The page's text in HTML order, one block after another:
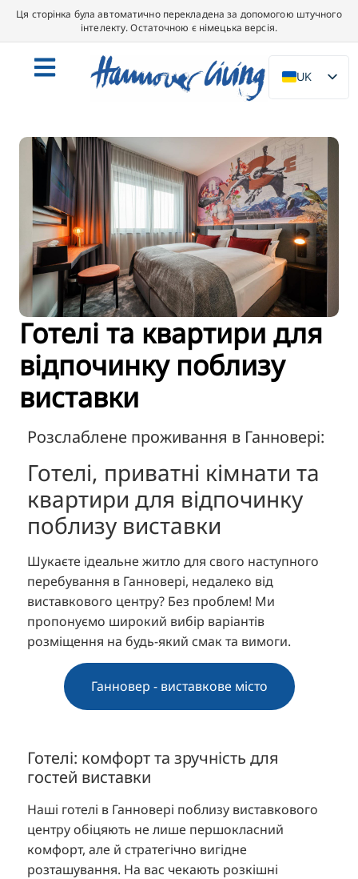
Ця сторінка була автоматично перекладена за допомогою штучного
інтелекту. Остаточною є німецька версія.
UK
DE
NL
PL
ES
IT
DA
FR
PT
ZH
KO
JA
Готелі та квартири для
відпочинку поблизу
виставки
Розслаблене проживання в Ганновері:
Готелі, приватні кімнати та
квартири для відпочинку
поблизу виставки
Шукаєте ідеальне житло для свого наступного
перебування в Ганновері, недалеко від
виставкового центру? Без проблем! Ми
пропонуємо широкий вибір варіантів
розміщення на будь-який смак та вимоги.
Ганновер - виставкове місто
Готелі: комфорт та зручність для
гостей виставки
Наші готелі в Ганновері поблизу виставкового
центру обіцяють не лише першокласний
комфорт, але й стратегічно вигідне
розташування. На вас чекають розкішні